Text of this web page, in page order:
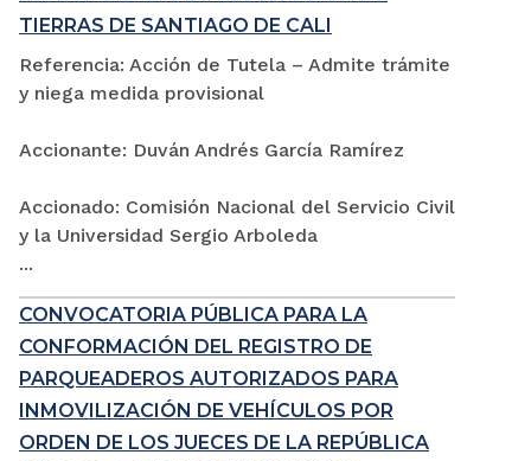
TIERRAS DE SANTIAGO DE CALI
Referencia: Acción de Tutela – Admite trámite
y niega medida provisional
Accionante: Duván Andrés García Ramírez
Accionado: Comisión Nacional del Servicio Civil
y la Universidad Sergio Arboleda
...
CONVOCATORIA PÚBLICA PARA LA
CONFORMACIÓN DEL REGISTRO DE
PARQUEADEROS AUTORIZADOS PARA
INMOVILIZACIÓN DE VEHÍCULOS POR
ORDEN DE LOS JUECES DE LA REPÚBLICA